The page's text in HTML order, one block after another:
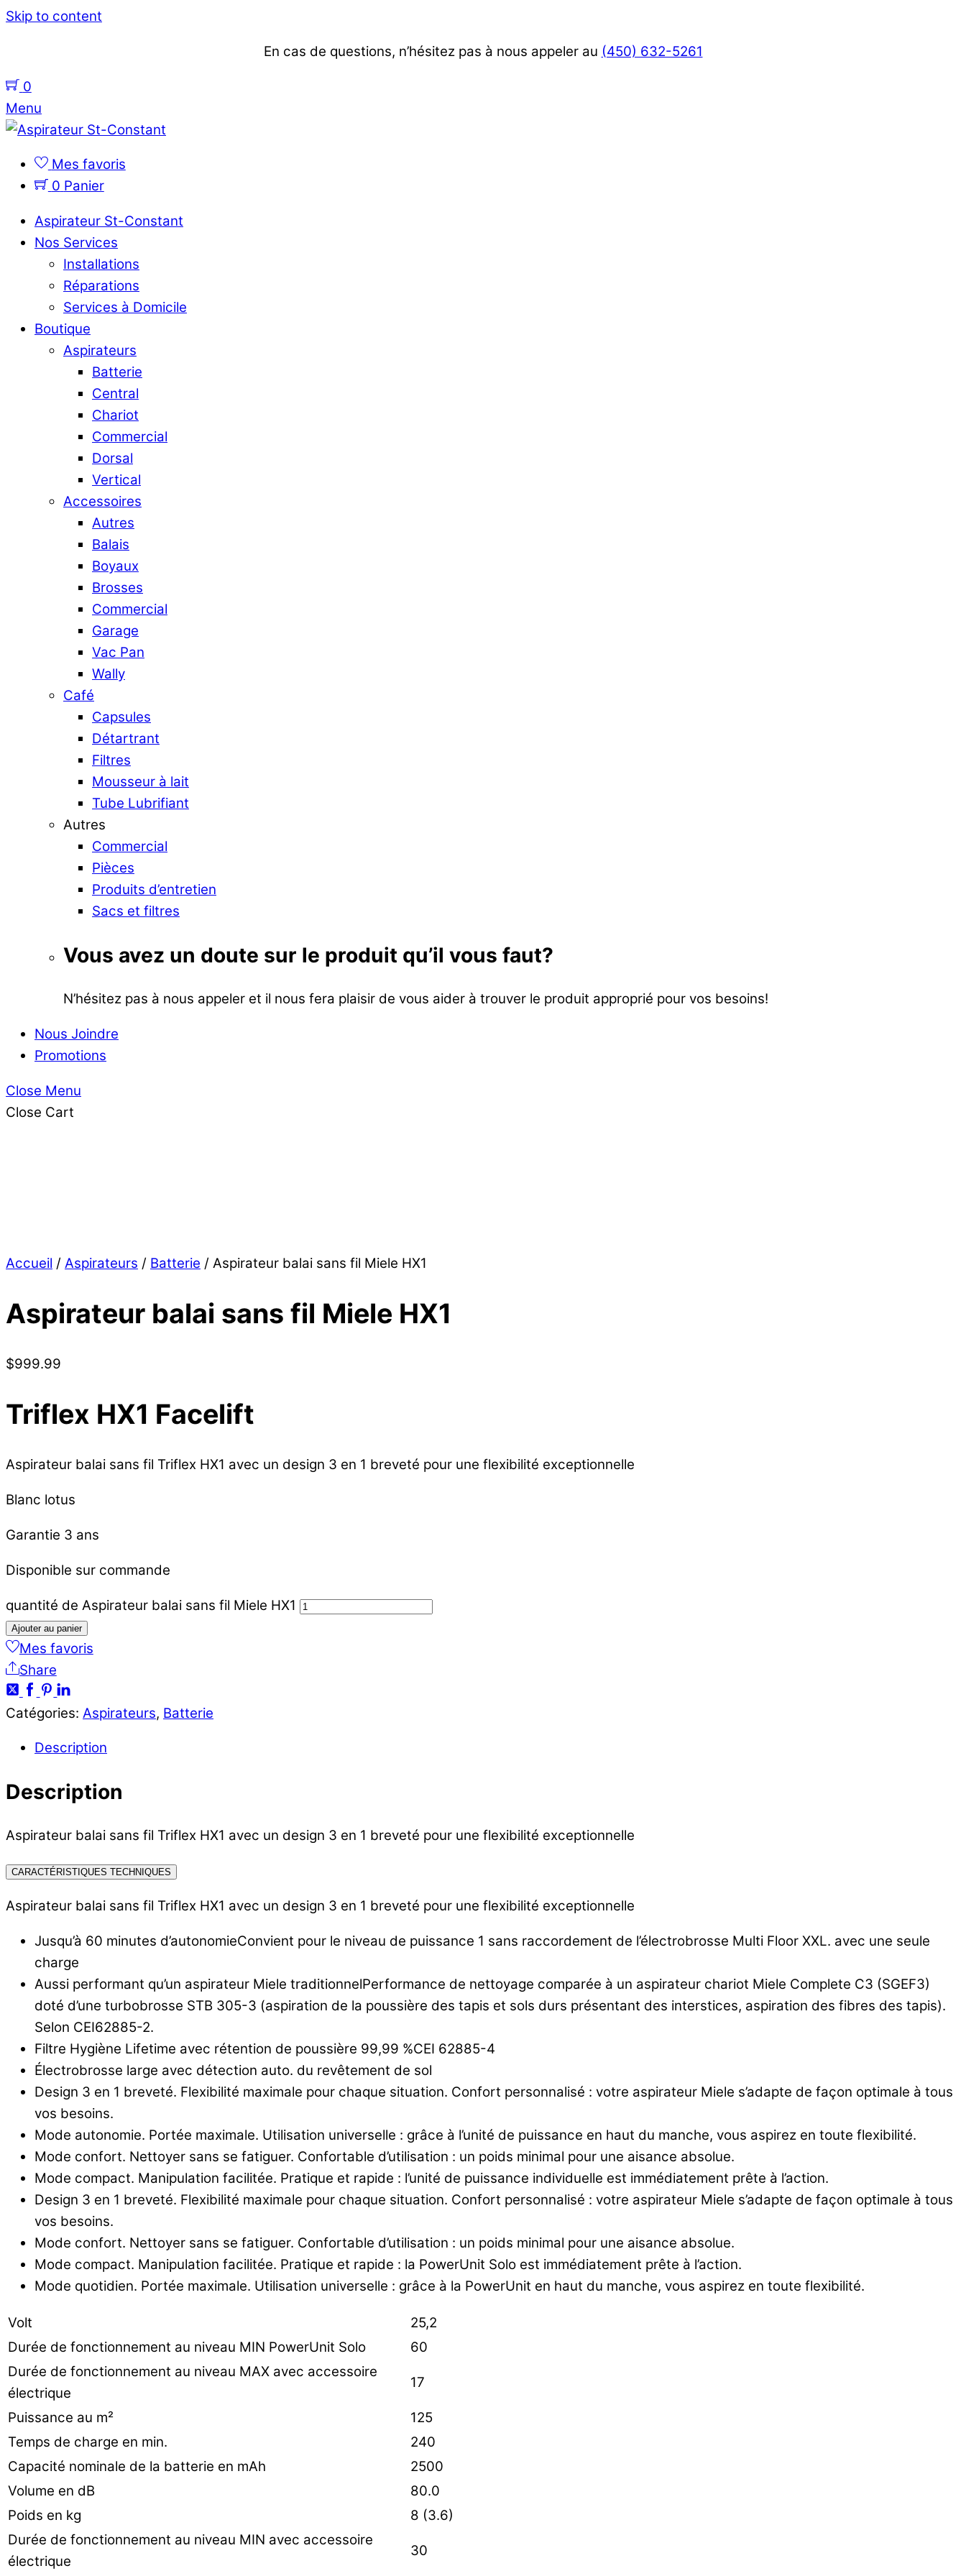
Skip to content
En cas de questions, n’hésitez pas à nous appeler au (450) 632-5261
0
Menu
Mes favoris
0 Panier
Aspirateur St-Constant
Nos Services
Installations
Réparations
Services à Domicile
Boutique
Aspirateurs
Batterie
Central
Chariot
Commercial
Dorsal
Vertical
Accessoires
Autres
Balais
Boyaux
Brosses
Commercial
Garage
Vac Pan
Wally
Café
Capsules
Détartrant
Filtres
Mousseur à lait
Tube Lubrifiant
Autres
Commercial
Pièces
Produits d’entretien
Sacs et filtres
Vous avez un doute sur le produit qu’il vous faut?
N’hésitez pas à nous appeler et il nous fera plaisir de vous aider à trouver le produit approprié pour vos besoins!
Nous Joindre
Promotions
Close Menu
Close Cart
Accueil / Aspirateurs / Batterie / Aspirateur balai sans fil Miele HX1
Aspirateur balai sans fil Miele HX1
$999.99
Triflex HX1 Facelift
Aspirateur balai sans fil Triflex HX1 avec un design 3 en 1 breveté pour une flexibilité exceptionnelle
Blanc lotus
Garantie 3 ans
Disponible sur commande
quantité de Aspirateur balai sans fil Miele HX1
Ajouter au panier
Mes favoris
Share
Catégories: Aspirateurs, Batterie
Description
Description
Aspirateur balai sans fil Triflex HX1 avec un design 3 en 1 breveté pour une flexibilité exceptionnelle
CARACTÉRISTIQUES TECHNIQUES
Aspirateur balai sans fil Triflex HX1 avec un design 3 en 1 breveté pour une flexibilité exceptionnelle
Jusqu’à 60 minutes d’autonomieConvient pour le niveau de puissance 1 sans raccordement de l’électrobrosse Multi Floor XXL. avec une seule
charge
Aussi performant qu’un aspirateur Miele traditionnelPerformance de nettoyage comparée à un aspirateur chariot Miele Complete C3 (SGEF3)
doté d’une turbobrosse STB 305-3 (aspiration de la poussière des tapis et sols durs présentant des interstices, aspiration des fibres des tapis).
Selon CEI62885-2.
Filtre Hygiène Lifetime avec rétention de poussière 99,99 %CEI 62885-4
Électrobrosse large avec détection auto. du revêtement de sol
Design 3 en 1 breveté. Flexibilité maximale pour chaque situation. Confort personnalisé : votre aspirateur Miele s’adapte de façon optimale à tous
vos besoins.
Mode autonomie. Portée maximale. Utilisation universelle : grâce à l’unité de puissance en haut du manche, vous aspirez en toute flexibilité.
Mode confort. Nettoyer sans se fatiguer. Confortable d’utilisation : un poids minimal pour une aisance absolue.
Mode compact. Manipulation facilitée. Pratique et rapide : l’unité de puissance individuelle est immédiatement prête à l’action.
Design 3 en 1 breveté. Flexibilité maximale pour chaque situation. Confort personnalisé : votre aspirateur Miele s’adapte de façon optimale à tous
vos besoins.
Mode confort. Nettoyer sans se fatiguer. Confortable d’utilisation : un poids minimal pour une aisance absolue.
Mode compact. Manipulation facilitée. Pratique et rapide : la PowerUnit Solo est immédiatement prête à l’action.
Mode quotidien. Portée maximale. Utilisation universelle : grâce à la PowerUnit en haut du manche, vous aspirez en toute flexibilité.
Volt
25,2
Durée de fonctionnement au niveau MIN PowerUnit Solo
60
Durée de fonctionnement au niveau MAX avec accessoire
électrique
17
Puissance au m²
125
Temps de charge en min.
240
Capacité nominale de la batterie en mAh
2500
Volume en dB
80.0
Poids en kg
8 (3.6)
Durée de fonctionnement au niveau MIN avec accessoire
électrique
30